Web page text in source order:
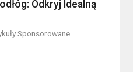
Odkryj Idealną
Sponsorowane